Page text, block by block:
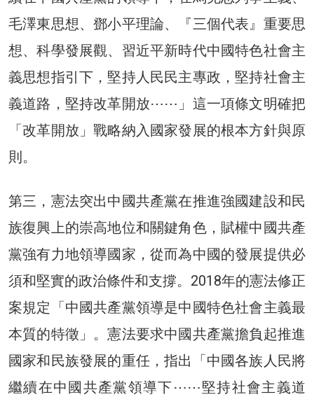
毛澤東思想、鄧小平理論、『三個代表』重要思
想、科學發展觀、習近平新時代中國特色社會主
義思想指引下，堅持人民民主專政，堅持社會主
義道路，堅持改革開放⋯⋯」這一項條文明確把
「改革開放」戰略納入國家發展的根本方針與原
則。
第三，憲法突出中國共產黨在推進強國建設和民
族復興上的崇高地位和關鍵角色，賦權中國共產
黨強有力地領導國家，從而為中國的發展提供必
須和堅實的政治條件和支撐。2018年的憲法修正
案規定「中國共產黨領導是中國特色社會主義最
本質的特徵」。憲法要求中國共產黨擔負起推進
國家和民族發展的重任，指出「中國各族人民將
繼續在中國共產黨領導下⋯⋯堅持社會主義道